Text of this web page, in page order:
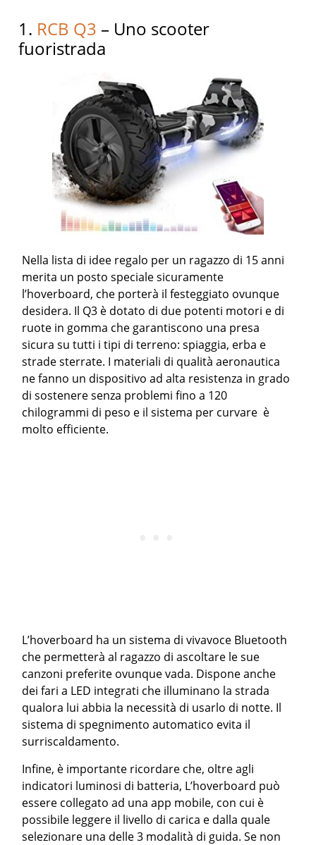
1. RCB Q3 – Uno scooter
fuoristrada
Nella lista di idee regalo per un ragazzo di 15 anni
merita un posto speciale sicuramente
l’hoverboard, che porterà il festeggiato ovunque
desidera. Il Q3 è dotato di due potenti motori e di
ruote in gomma che garantiscono una presa
sicura su tutti i tipi di terreno: spiaggia, erba e
strade sterrate. I materiali di qualità aeronautica
ne fanno un dispositivo ad alta resistenza in grado
di sostenere senza problemi fino a 120
chilogrammi di peso e il sistema per curvare è
molto efficiente.
L’hoverboard ha un sistema di vivavoce Bluetooth
che permetterà al ragazzo di ascoltare le sue
canzoni preferite ovunque vada. Dispone anche
dei fari a LED integrati che illuminano la strada
qualora lui abbia la necessità di usarlo di notte. Il
sistema di spegnimento automatico evita il
surriscaldamento.
Infine, è importante ricordare che, oltre agli
indicatori luminosi di batteria, L’hoverboard può
essere collegato ad una app mobile, con cui è
possibile leggere il livello di carica e dalla quale
selezionare una delle 3 modalità di guida. Se non